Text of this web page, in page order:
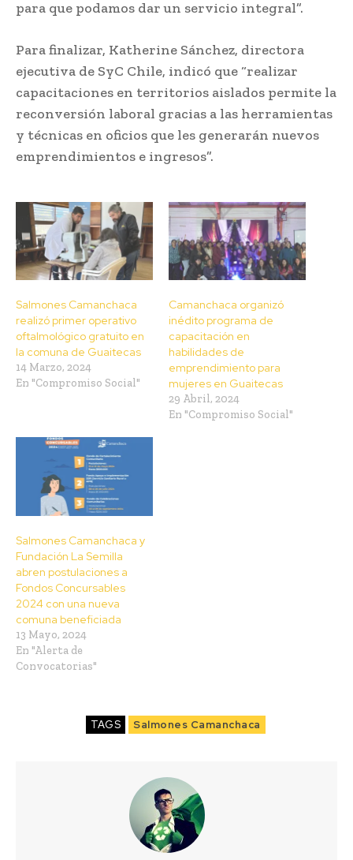
para que podamos dar un servicio integral”.
Para finalizar, Katherine Sánchez, directora
ejecutiva de SyC Chile, indicó que “realizar
capacitaciones en territorios aislados permite la
reconversión laboral gracias a las herramientas
y técnicas en oficios que les generarán nuevos
emprendimientos e ingresos”.
Salmones Camanchaca
realizó primer operativo
oftalmológico gratuito en
la comuna de Guaitecas
14 Marzo, 2024
En "Compromiso Social"
Camanchaca organizó
inédito programa de
capacitación en
habilidades de
emprendimiento para
mujeres en Guaitecas
29 Abril, 2024
En "Compromiso Social"
Salmones Camanchaca y
Fundación La Semilla
abren postulaciones a
Fondos Concursables
2024 con una nueva
comuna beneficiada
13 Mayo, 2024
En "Alerta de
Convocatorias"
TAGS Salmones Camanchaca